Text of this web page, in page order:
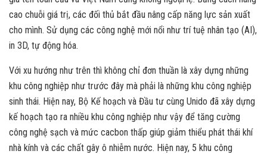
cao chuỗi giá trị, các đối thủ bắt đầu nâng cấp năng lực sản xuất
cho mình. Sử dụng các công nghệ mới nổi như trí tuệ nhân tạo (AI),
in 3D, tự động hóa.
Với xu hướng như trên thì không chỉ đơn thuần là xây dựng những
khu công nghiệp như trước đây mà phải là những khu công nghiệp
sinh thái. Hiện nay, Bộ Kế hoạch và Đầu tư cùng Unido đã xây dựng
kế hoạch tạo ra nhiều khu công nghiệp như vậy để tăng cường
công nghệ sạch và mức cacbon thấp giúp giảm thiểu phát thái khí
nhà kính và các chất gây ô nhiễm nước. Hiện nay, 5 khu công